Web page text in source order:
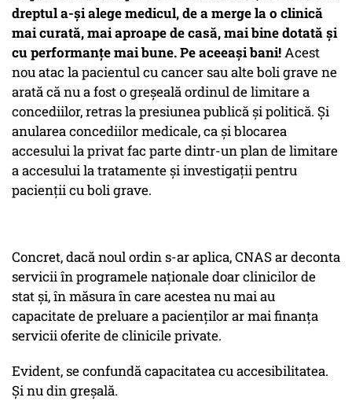
dreptul a-și alege medicul, de a merge la o clinică
mai curată, mai aproape de casă, mai bine dotată și
cu performanțe mai bune. Pe aceeași bani!Acest
nou atac la pacientul cu cancer sau alte boli grave ne
arată că nu a fost o greșeală ordinul de limitare a
concediilor, retras la presiunea publică și politică. Și
anularea concediilor medicale, ca și blocarea
accesului la privat fac parte dintr-un plan de limitare
a accesului la tratamente și investigații pentru
pacienții cu boli grave.
Concret, dacă noul ordin s-ar aplica, CNAS ar deconta
servicii în programele naționale doar clinicilor de
stat și, în măsura în care acestea nu mai au
capacitate de preluare a pacienților ar mai finanța
servicii oferite de clinicile private.
Evident, se confundă capacitatea cu accesibilitatea.
Și nu din greșală.